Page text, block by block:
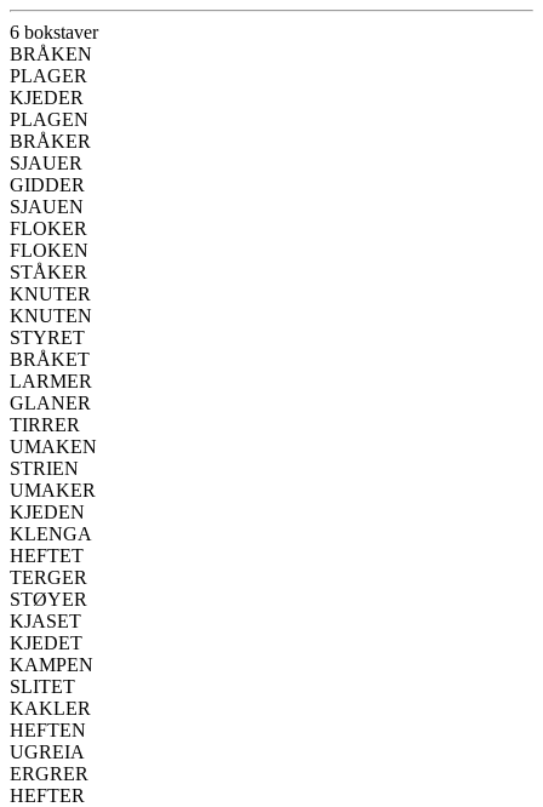
6 bokstaver
BRÅKEN
PLAGER
KJEDER
PLAGEN
BRÅKER
SJAUER
GIDDER
SJAUEN
FLOKER
FLOKEN
STÅKER
KNUTER
KNUTEN
STYRET
BRÅKET
LARMER
GLANER
TIRRER
UMAKEN
STRIEN
UMAKER
KJEDEN
KLENGA
HEFTET
TERGER
STØYER
KJASET
KJEDET
KAMPEN
SLITET
KAKLER
HEFTEN
UGREIA
ERGRER
HEFTER